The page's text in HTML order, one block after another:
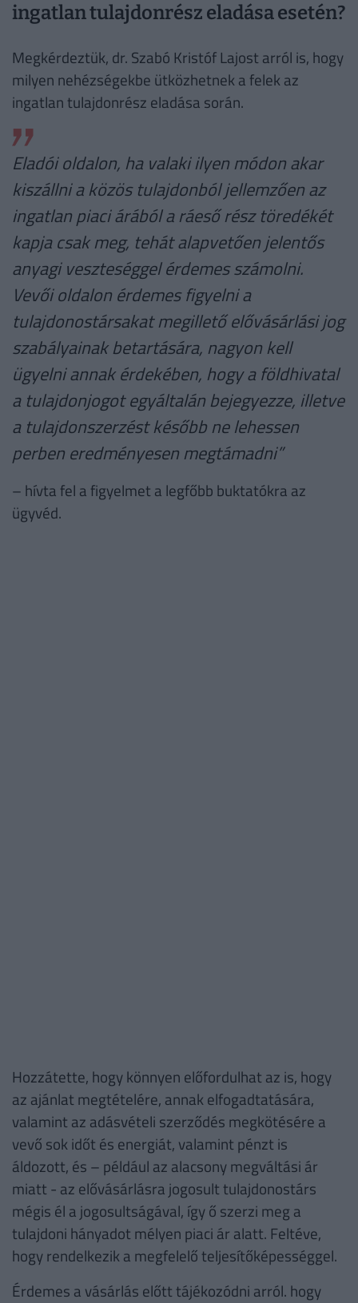
ingatlan tulajdonrész eladása esetén?
Megkérdeztük, dr. Szabó Kristóf Lajost arról is, hogy
milyen nehézségekbe ütközhetnek a felek az
ingatlan tulajdonrész eladása során.
Eladói oldalon, ha valaki ilyen módon akar
kiszállni a közös tulajdonból jellemzően az
ingatlan piaci árából a ráeső rész töredékét
kapja csak meg, tehát alapvetően jelentős
anyagi veszteséggel érdemes számolni.
Vevői oldalon érdemes figyelni a
tulajdonostársakat megillető elővásárlási jog
szabályainak betartására, nagyon kell
ügyelni annak érdekében, hogy a földhivatal
a tulajdonjogot egyáltalán bejegyezze, illetve
a tulajdonszerzést később ne lehessen
perben eredményesen megtámadni”
– hívta fel a figyelmet a legfőbb buktatókra az
ügyvéd.
Hozzátette, hogy könnyen előfordulhat az is, hogy
az ajánlat megtételére, annak elfogadtatására,
valamint az adásvételi szerződés megkötésére a
vevő sok időt és energiát, valamint pénzt is
áldozott, és – például az alacsony megváltási ár
miatt - az elővásárlásra jogosult tulajdonostárs
mégis él a jogosultságával, így ő szerzi meg a
tulajdoni hányadot mélyen piaci ár alatt. Feltéve,
hogy rendelkezik a megfelelő teljesítőképességgel.
Érdemes a vásárlás előtt tájékozódni arról. hogy